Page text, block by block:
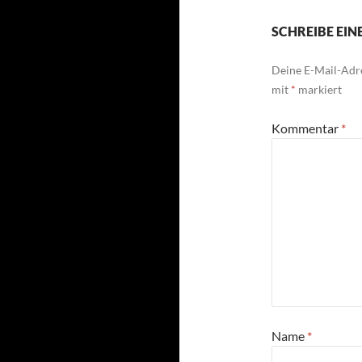
SCHREIBE
Deine E-Mail-
mit * markiert
Kommentar *
Name *